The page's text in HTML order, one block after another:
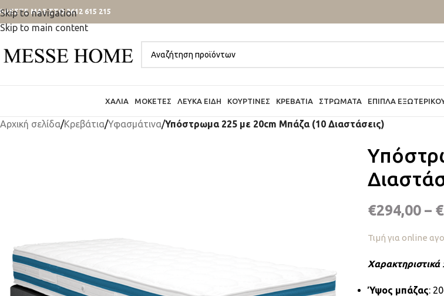
Skip to navigation
Skip to main content
ΜΑΣ ΣΤΟ 2612 615 215
ΧΑΛΙΆ ΜΟΚΈΤΕΣ ΛΕΥΚΆ ΕΊΔΗ ΚΟΥΡΤΊΝΕΣ ΚΡΕΒΆΤΙΑ ΣΤΡΏΜΑΤΑ ΈΠΙΠΛΑ
Αρχική σελίδα/Κρεβάτια/Υφασμάτινα/Υπόστρωμα 225 με 20cm Μπάζα (10 Διαστάσεις)
€294,00 – €
Τιμή για online
Χαρακτηριστικά :
Ύψος μπάζας: